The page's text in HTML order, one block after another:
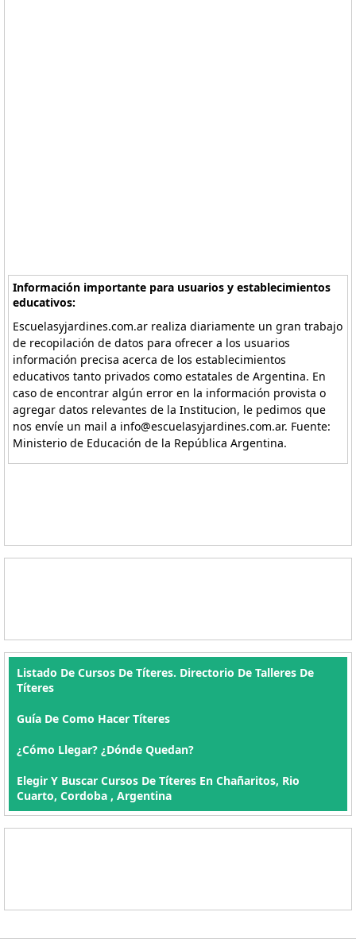
Información importante para usuarios y establecimientos
educativos:
Escuelasyjardines.com.ar realiza diariamente un gran trabajo
de recopilación de datos para ofrecer a los usuarios
información precisa acerca de los establecimientos
educativos tanto privados como estatales de Argentina. En
caso de encontrar algún error en la información provista o
agregar datos relevantes de la Institucion, le pedimos que
nos envíe un mail a info@escuelasyjardines.com.ar. Fuente:
Ministerio de Educación de la República Argentina.
Listado De Cursos De Títeres. Directorio De Talleres De
Títeres
Guía De Como Hacer Títeres
¿Cómo Llegar? ¿Dónde Quedan?
Elegir Y Buscar Cursos De Títeres En Chañaritos, Rio
Cuarto, Cordoba , Argentina